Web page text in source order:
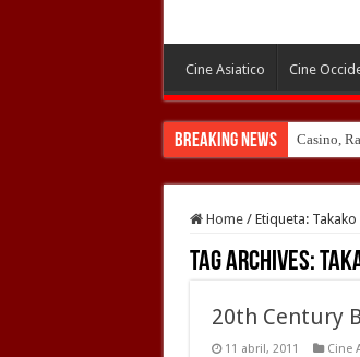
Cine Asiatico Cine
Breaking News Casino,
Home / Etiqueta:
Tag Archives:
20th Century
11 abril, 2011 Cine